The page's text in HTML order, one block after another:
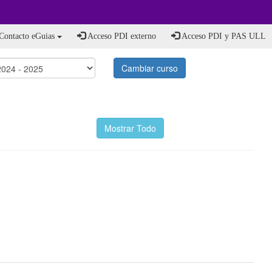
eGuias Acceso PDI externo Acceso PDI y PAS ULL
Cambiar curso
Mostrar Todo